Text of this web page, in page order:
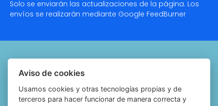
Solo se enviarán las actualizaciones de la página. Los
envíos se realizarán mediante Google FeedBurner
Política de cookies
Aviso de cookies
Usamos cookies y otras tecnologías propias y de
terceros para hacer funcionar de manera correcta y